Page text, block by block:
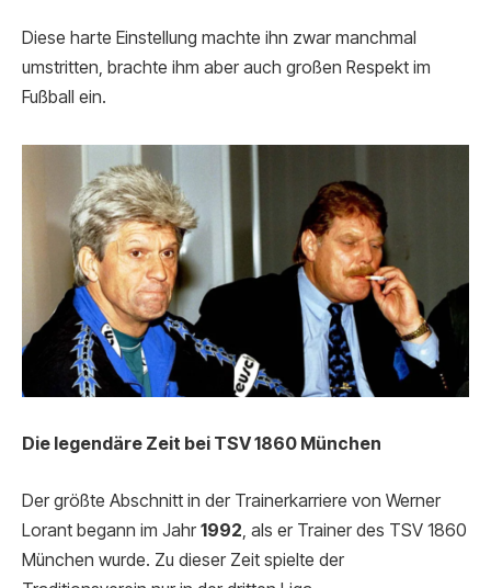
Diese harte Einstellung machte ihn zwar manchmal
umstritten, brachte ihm aber auch großen Respekt im
Fußball ein.
Die legendäre Zeit bei TSV 1860 München
Der größte Abschnitt in der Trainerkarriere von Werner
Lorant begann im Jahr 1992 , als er Trainer des TSV 1860
München wurde. Zu dieser Zeit spielte der